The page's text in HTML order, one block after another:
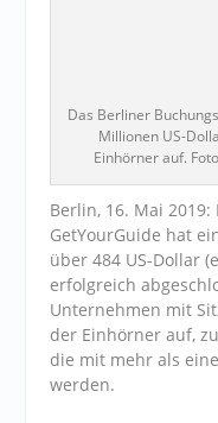
Das Berliner
Millionen US-
Einhörner auf.
Berlin, 16. Mai
GetYourGuide hat
über 484 US-Dollar
erfolgreich
Unternehmen mit
der Einhörner auf,
die mit mehr als
werden.